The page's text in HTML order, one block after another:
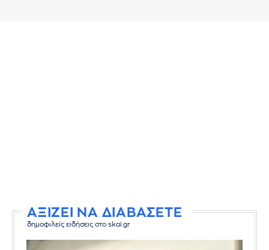
ΑΞΙΖΕΙ ΝΑ ΔΙΑΒΑΣΕΤΕ
δημοφιλείς ειδήσεις στο skai.gr